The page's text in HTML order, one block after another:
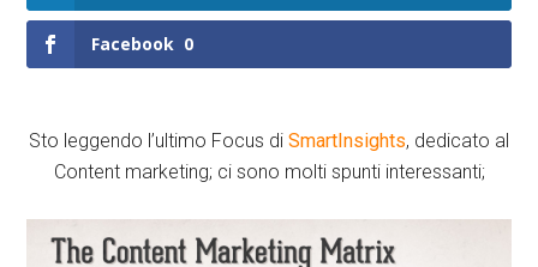
Facebook 0
Sto leggendo l’ultimo Focus di SmartInsights, dedicato al
Content marketing; ci sono molti spunti interessanti;